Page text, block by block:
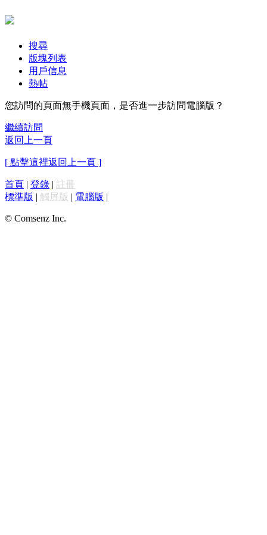
搜尋
版塊列表
用戶信息
熱帖
您訪問的頁面無手機頁面，是否進一步訪問電腦版？
繼續訪問
返回上一頁
[ 點擊這裡返回上一頁 ]
首頁 | 登錄 | 註冊
標準版 | 觸屏版 | 電腦版 |
© Comsenz Inc.